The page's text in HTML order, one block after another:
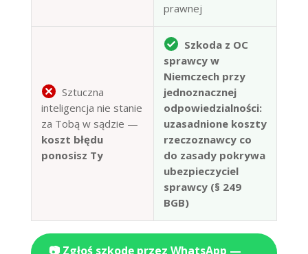
prawnej
Sztuczna
inteligencja nie stanie
za Tobą w sądzie —
koszt błędu
ponosisz Ty
Szkoda z OC
sprawcy w
Niemczech przy
jednoznacznej
odpowiedzialności:
uzasadnione koszty
rzeczoznawcy co
do zasady pokrywa
ubezpieczyciel
sprawcy (§ 249
BGB)
📷 Zgłoś szkodę przez WhatsApp —